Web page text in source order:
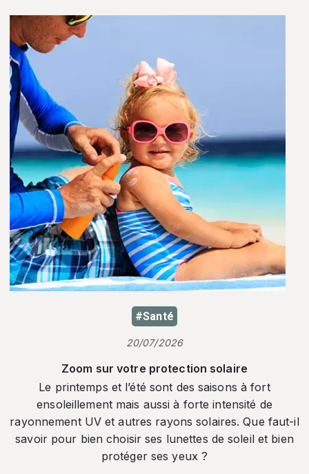
#Santé
20/07/2026
Zoom sur votre protection solaire
Le printemps et l’été sont des saisons à fort
ensoleillement mais aussi à forte intensité de
rayonnement UV et autres rayons solaires. Que faut-il
savoir pour bien choisir ses lunettes de soleil et bien
protéger ses yeux ?